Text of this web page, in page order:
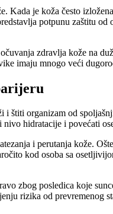
Kada je koža često
potpunu zaštitu
zdravlja kože na
imaju mnogo veći
organizam od
hidratacije i povećati
i perutanja kože.
kod osoba sa
zbog posledica koje
rizika od